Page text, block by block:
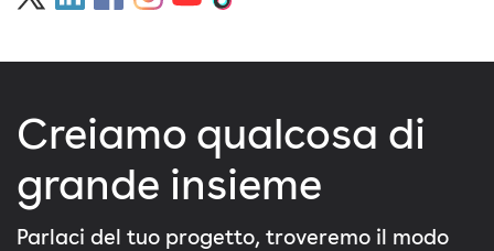
Creiamo qualcosa di
grande insieme
Parlaci del tuo progetto, troveremo il modo